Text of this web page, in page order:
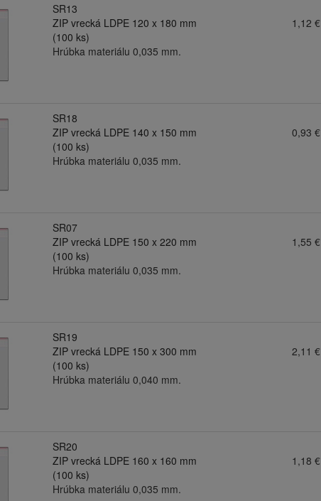
SR13
ZIP vrecká LDPE 120 x 180 mm
(100 ks)
1,12 €
Hrúbka materiálu 0,035 mm.
SR18
ZIP vrecká LDPE 140 x 150 mm
(100 ks)
0,93 €
Hrúbka materiálu 0,035 mm.
SR07
ZIP vrecká LDPE 150 x 220 mm
(100 ks)
1,55 €
Hrúbka materiálu 0,035 mm.
SR19
ZIP vrecká LDPE 150 x 300 mm
(100 ks)
2,11 €
Hrúbka materiálu 0,040 mm.
SR20
ZIP vrecká LDPE 160 x 160 mm
(100 ks)
1,18 €
Hrúbka materiálu 0,035 mm.